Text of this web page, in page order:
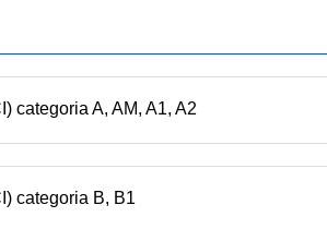
să avanseze, să depășească,
ori să se oprească.
folosi și fluierul.​
categoria A, AM, A1, A2
categoria B, B1